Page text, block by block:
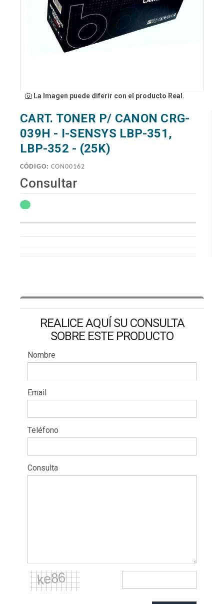
La Imagen puede diferir con el producto Real.
CART. TONER P/ CANON CRG-
039H - I-SENSYS LBP-351,
LBP-352 - (25K)
CÓDIGO: CON00162
Consultar
REALICE AQUÍ SU CONSULTA
SOBRE ESTE PRODUCTO
Nombre
Email
Teléfono
Consulta